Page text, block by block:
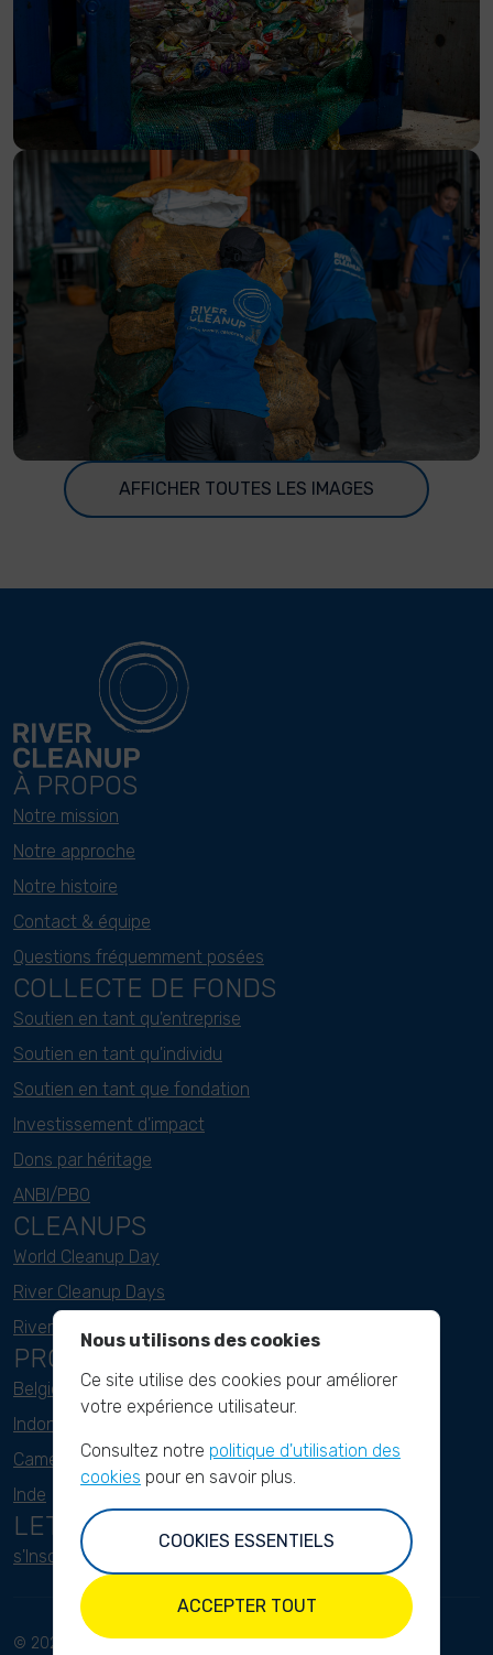
AFFICHER TOUTES LES IMAGES
À PROPOS
Notre mission
Notre approche
Notre histoire
Contact & équipe
Questions fréquemment posées
COLLECTE DE FONDS
Soutien en tant qu'entreprise
Soutien en tant qu'individu
Soutien en tant que fondation
Investissement d'impact
Dons par héritage
ANBI/PBO
CLEANUPS
World Cleanup Day
River Cleanup Days
River Cleanup Challenge
PROJECTS
Belgique
Indonesie
Cameroun
Inde
LETTRE D'INFORMATION
s'Inscrire ici
© 2023 River Conditions d'utilisation
Nous utilisons des cookies
Ce site utilise des cookies pour améliorer
votre expérience utilisateur.
Consultez notre politique d'utilisation des
cookies pour en savoir plus.
COOKIES ESSENTIELS
ACCEPTER TOUT